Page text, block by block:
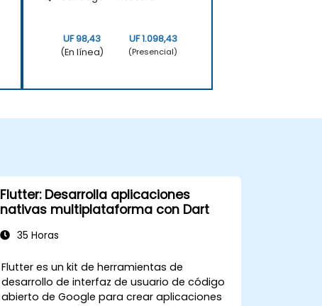
UF 98,43
(En línea)
UF 1.098,43
(Presencial)
Flutter: Desarrolla aplicaciones
nativas multiplataforma con Dart
35 Horas
Flutter es un kit de herramientas de
desarrollo de interfaz de usuario de código
abierto de Google para crear aplicaciones